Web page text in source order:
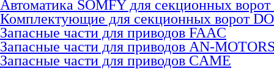
Автоматика SOMFY для секционных
Комплектующие для секционных ворот
Запасные части для приводов FAAC
Запасные части для приводов AN-
Запасные части для приводов CAME